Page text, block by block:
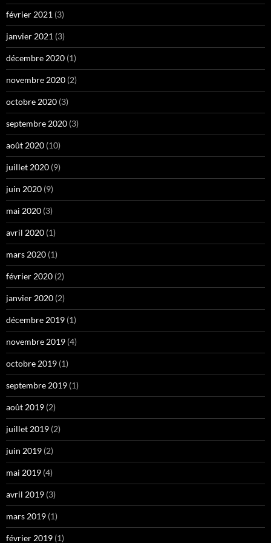
février 2021 (3)
janvier 2021 (3)
décembre 2020 (1)
novembre 2020 (2)
octobre 2020 (3)
septembre 2020 (3)
août 2020 (10)
juillet 2020 (9)
juin 2020 (9)
mai 2020 (3)
avril 2020 (1)
mars 2020 (1)
février 2020 (2)
janvier 2020 (2)
décembre 2019 (1)
novembre 2019 (4)
octobre 2019 (1)
septembre 2019 (1)
août 2019 (2)
juillet 2019 (2)
juin 2019 (2)
mai 2019 (4)
avril 2019 (3)
mars 2019 (1)
février 2019 (1)